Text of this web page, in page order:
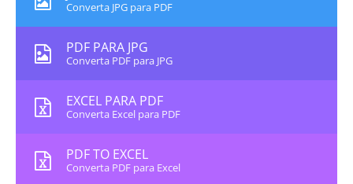
Converta JPG para PDF
PDF PARA JPG
Converta PDF para JPG
EXCEL PARA PDF
Converta Excel para PDF
PDF TO EXCEL
Converta PDF para Excel